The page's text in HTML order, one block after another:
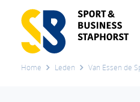
Home Leden Van Essen de